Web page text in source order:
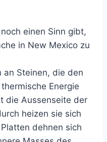
einen Sinn gibt,
in New Mexico zu
an Steinen, die den
Energie
die Aussenseite der
heizen sie sich
dehnen sich